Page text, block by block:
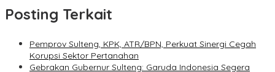
Posting Terkait
Pemprov Sulteng, KPK, ATR/BPN, Perkuat Sinergi Cegah
Korupsi Sektor Pertanahan
Gebrakan Gubernur Sulteng: Garuda Indonesia Segera